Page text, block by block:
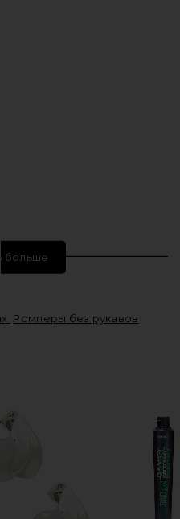
больше
Ромперы без рукавов